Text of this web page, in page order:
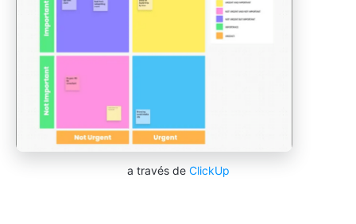
a través de ClickUp